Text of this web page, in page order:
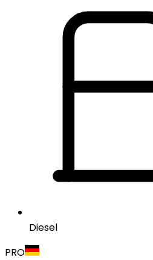
Diesel
PRO